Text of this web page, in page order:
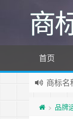
商
首页
商标名
> 品牌